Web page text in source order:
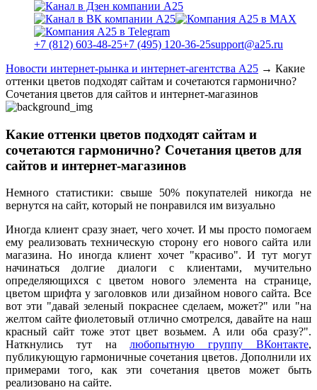
+7 (812) 603-48-25+7 (495) 120-36-25support@a25.ru
Новости интернет-рынка и интернет-агентства А25 → Какие
оттенки цветов подходят сайтам и сочетаются гармонично?
Сочетания цветов для сайтов и интернет-магазинов
Какие оттенки цветов подходят сайтам и
сочетаются гармонично? Сочетания цветов для
сайтов и интернет-магазинов
Немного статистики: свыше 50% покупателей никогда не
вернутся на сайт, который не понравился им визуально
Иногда клиент сразу знает, чего хочет. И мы просто помогаем
ему реализовать техническую сторону его нового сайта или
магазина. Но иногда клиент хочет "красиво". И тут могут
начинаться долгие диалоги с клиентами, мучительно
определяющихся с цветом нового элемента на странице,
цветом шрифта у заголовков или дизайном нового сайта. Все
вот эти "давай зеленый покраснее сделаем, может?" или "на
желтом сайте фиолетовый отлично смотрелся, давайте на наш
красный сайт тоже этот цвет возьмем. А или оба сразу?".
Наткнулись тут налюбопытную группу ВКонтакте,
публикующую гармоничные сочетания цветов. Дополнили их
примерами того, как эти сочетания цветов может быть
реализовано на сайте.